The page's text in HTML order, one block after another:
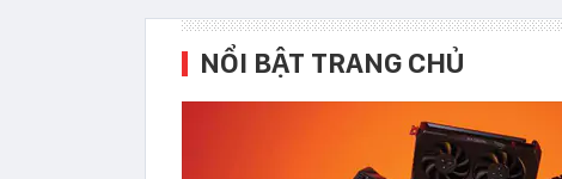
NỔI BẬT TRANG CHỦ